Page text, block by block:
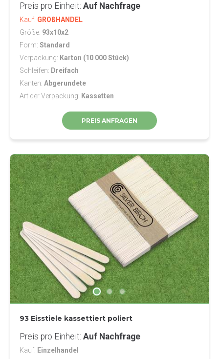
Preis pro Einheit Auf Nachfrage
Kauf GROßHANDEL
Größe 93x10x2
Form Standard
Verpackung Karton (10 000 Stück)
Schleifen Dreifach
Kanten Abgerundete
Art der Verpackung Kassetten
PREIS ANFRAGEN
93 Eisstiele kassettiert poliert
Preis pro Einheit Auf Nachfrage
Kauf Einzelhandel